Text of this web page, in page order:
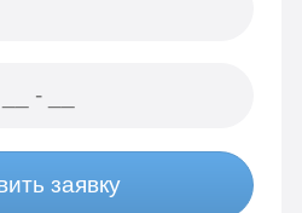
заявку